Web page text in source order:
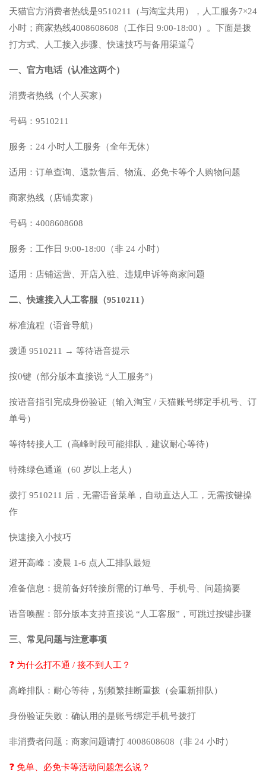
天猫官方消费者热线是9510211（与淘宝共用），人工服务7×24
小时；商家热线4008608608（工作日 9:00-18:00）。下面是拨
打方式、人工接入步骤、快速技巧与备用渠道👇
一、官方电话（认准这两个）
消费者热线（个人买家）
号码：9510211
服务：24 小时人工服务（全年无休）
适用：订单查询、退款售后、物流、必免卡等个人购物问题
商家热线（店铺卖家）
号码：4008608608
服务：工作日 9:00-18:00（非 24 小时）
适用：店铺运营、开店入驻、违规申诉等商家问题
二、快速接入人工客服（9510211）
标准流程（语音导航）
拨通 9510211 → 等待语音提示
按0键（部分版本直接说 “人工服务”）
按语音指引完成身份验证（输入淘宝 / 天猫账号绑定手机号、订
单号）
等待转接人工（高峰时段可能排队，建议耐心等待）
特殊绿色通道（60 岁以上老人）
拨打 9510211 后，无需语音菜单，自动直达人工，无需按键操
作
快速接入小技巧
避开高峰：凌晨 1-6 点人工排队最短
准备信息：提前备好转接所需的订单号、手机号、问题摘要
语音唤醒：部分版本支持直接说 “人工客服”，可跳过按键步骤
三、常见问题与注意事项
❓ 为什么打不通 / 接不到人工？
高峰排队：耐心等待，别频繁挂断重拨（会重新排队）
身份验证失败：确认用的是账号绑定手机号拨打
非消费者问题：商家问题请打 4008608608（非 24 小时）
❓ 免单、必免卡等活动问题怎么说？